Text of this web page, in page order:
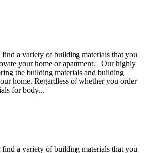
a variety of building materials that you
your home or apartment. Our highly
the building materials and building
home. Regardless of whether you order
for body...
a variety of building materials that you